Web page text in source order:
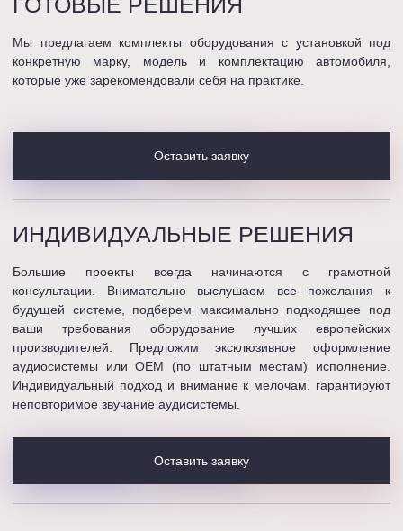
Мы предлагаем комплекты оборудования с установкой под
конкретную марку, модель и комплектацию автомобиля,
которые уже зарекомендовали себя на практике.
Оставить заявку
ИНДИВИДУАЛЬНЫЕ РЕШЕНИЯ
Большие проекты всегда начинаются с грамотной
консультации. Внимательно выслушаем все пожелания к
будущей системе, подберем максимально подходящее под
ваши требования оборудование лучших европейских
производителей. Предложим эксклюзивное оформление
аудиосистемы или OEM (по штатным местам) исполнение.
Индивидуальный подход и внимание к мелочам, гарантируют
неповторимое звучание аудисистемы.
Оставить заявку